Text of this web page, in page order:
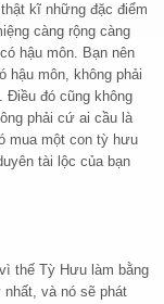
kĩ những đặc điểm
càng rộng càng
hậu môn. Bạn nên
hậu môn, không phải
đó cũng không
phải cứ ai cầu là
mua một con tỳ hưu
tài lộc của bạn
thế Tỳ Hưu làm bằng
nhất, và nó sẽ phát